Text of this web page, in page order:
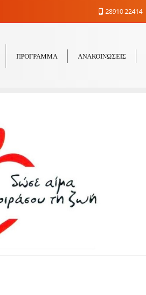
28910 22414
ΠΡΟΓΡΑΜΜΑ ΑΝΑΚΟΙΝΩΣΕΙΣ